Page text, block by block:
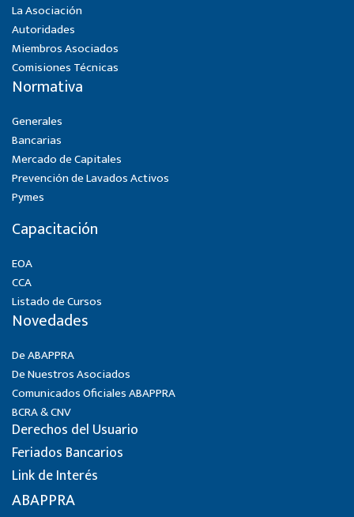
La Asociación
Autoridades
Miembros Asociados
Comisiones Técnicas
Normativa
Generales
Bancarias
Mercado de Capitales
Prevención de Lavados Activos
Pymes
Capacitación
EOA
CCA
Listado de Cursos
Novedades
De ABAPPRA
De Nuestros Asociados
Comunicados Oficiales ABAPPRA
BCRA & CNV
Derechos del Usuario
Feriados Bancarios
Link de Interés
ABAPPRA